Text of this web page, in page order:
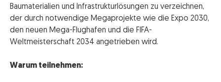
Baumaterialien und Infrastrukturlösungen zu verzeichnen,
der durch notwendige Megaprojekte wie die Expo 2030,
den neuen Mega-Flughafen und die FIFA-
Weltmeisterschaft 2034 angetrieben wird.
Warum teilnehmen: